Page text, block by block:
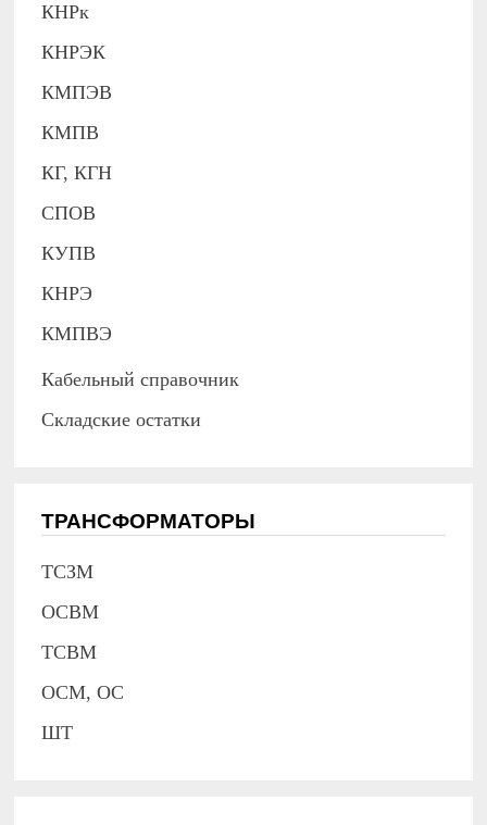
КНРк
КНРЭК
КМПЭВ
КМПВ
КГ, КГН
СПОВ
КУПВ
КНРЭ
КМПВЭ
Кабельный справочник
Складские остатки
ТРАНСФОРМАТОРЫ
ТСЗМ
ОСВМ
ТСВМ
ОСМ, ОС
ШТ